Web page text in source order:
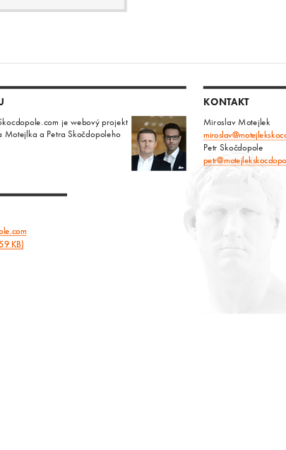
je webový projekt
Motejlka a Petra Skočdopoleho
KONTAKT
Miroslav Motejlek
Petr Skočdopole
KB)